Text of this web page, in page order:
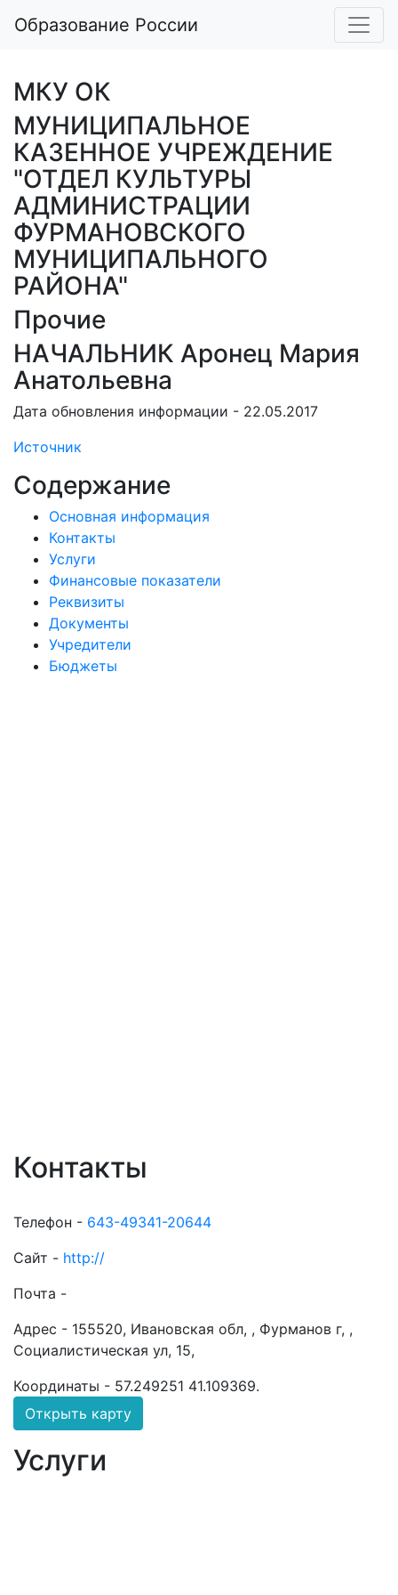
Образование России
МКУ ОК
МУНИЦИПАЛЬНОЕ
КАЗЕННОЕ УЧРЕЖДЕНИЕ
"ОТДЕЛ КУЛЬТУРЫ
АДМИНИСТРАЦИИ
ФУРМАНОВСКОГО
МУНИЦИПАЛЬНОГО
РАЙОНА"
Прочие
НАЧАЛЬНИК Аронец Мария
Анатольевна
Дата обновления информации - 22.05.2017
Источник
Содержание
Основная информация
Контакты
Услуги
Финансовые показатели
Реквизиты
Документы
Учредители
Бюджеты
Контакты
Телефон - 643-49341-20644
Сайт - http://
Почта -
Адрес - 155520, Ивановская обл, , Фурманов г, ,
Социалистическая ул, 15,
Координаты - 57.249251 41.109369.
Открыть карту
Услуги